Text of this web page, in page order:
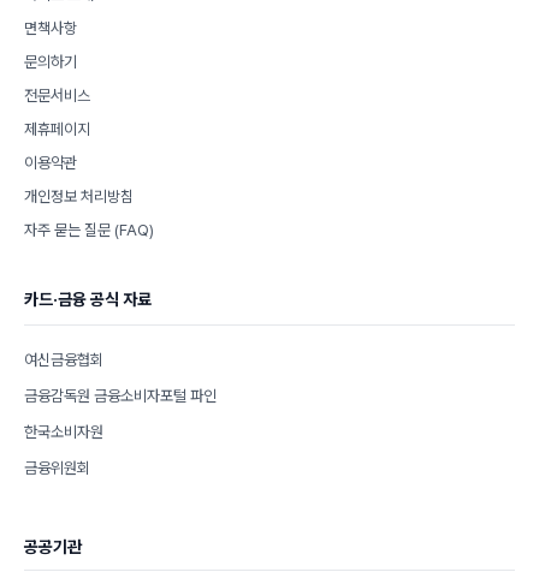
면책사항
문의하기
전문서비스
제휴페이지
이용약관
개인정보 처리방침
자주 묻는 질문 (FAQ)
카드·금융 공식 자료
여신금융협회
금융감독원 금융소비자포털 파인
한국소비자원
금융위원회
공공기관